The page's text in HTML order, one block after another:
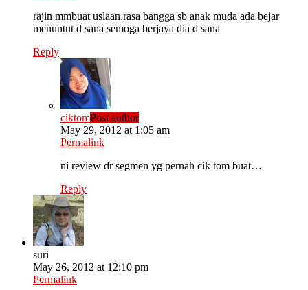
rajin mmbuat uslaan,rasa bangga sb anak muda ada bejar
menuntut d sana semoga berjaya dia d sana
Reply
ciktomPost author
May 29, 2012 at 1:05 am
Permalink
ni review dr segmen yg pernah cik tom buat…
Reply
suri
May 26, 2012 at 12:10 pm
Permalink